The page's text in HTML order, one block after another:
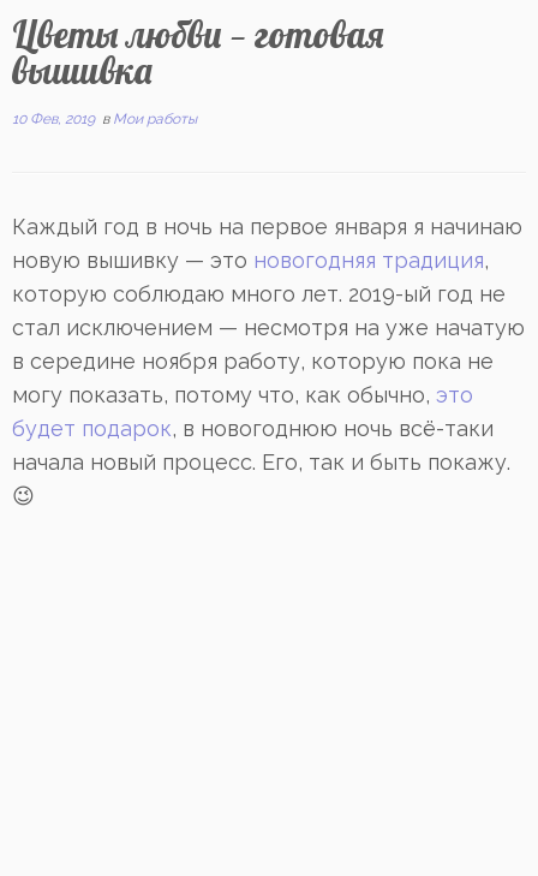
Цветы любви — готовая
вышивка
10 Фев, 2019в Мои работы
Каждый год в ночь на первое января я начинаю
новую вышивку — это новогодняя традиция,
которую соблюдаю много лет. 2019-ый год не
стал исключением — несмотря на уже начатую
в середине ноября работу, которую пока не
могу показать, потому что, как обычно, это
будет подарок, в новогоднюю ночь всё-таки
начала новый процесс. Его, так и быть покажу.
😉